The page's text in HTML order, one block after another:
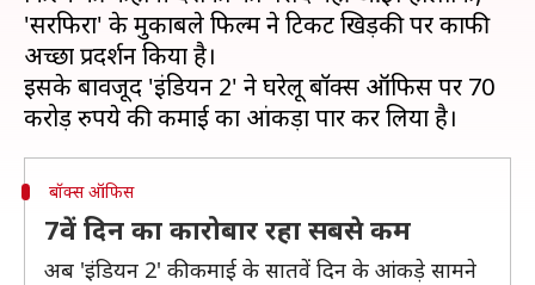
'सरफिरा' के मुकाबले फिल्म ने टिकट खिड़की पर काफी
अच्छा प्रदर्शन किया है।
इसके बावजूद 'इंडियन 2' ने घरेलू बॉक्स ऑफिस पर 70
बॉक्स ऑफिस
7वें दिन का कारोबार रहा सबसे कम
अब 'इंडियन 2' की कमाई के सातवें दिन के आंकड़े सामने